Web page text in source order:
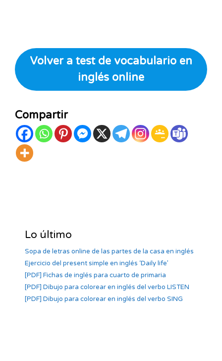
Volver a test de vocabulario en
inglés online
Compartir
Lo último
Sopa de letras online de las partes de la casa en inglés
Ejercicio del present simple en inglés ‘Daily life’
[PDF] Fichas de inglés para cuarto de primaria
[PDF] Dibujo para colorear en inglés del verbo LISTEN
[PDF] Dibujo para colorear en inglés del verbo SING